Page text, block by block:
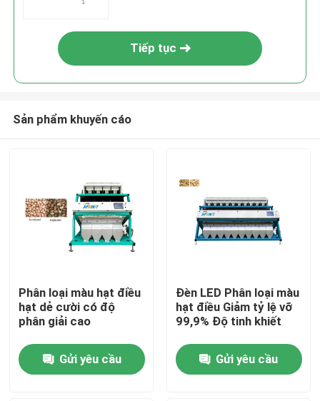
Trang Chủ
Các sản phẩm
Tiếp tục
Sản phẩm khuyến cáo
Phân loại màu hạt điều
hạt dẻ cười có độ
phân giải cao
Gửi yêu cầu
Đèn LED Phân loại màu
hạt điều Giảm tỷ lệ vỡ
99,9% Độ tinh khiết
Gửi yêu cầu